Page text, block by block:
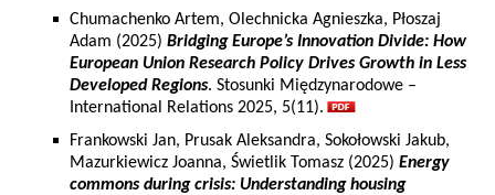
Chumachenko Artem, Olechnicka Agnieszka, Płoszaj
Adam (2025) Bridging Europe’s Innovation Divide: How
European Union Research Policy Drives Growth in Less
Developed Regions. Stosunki Międzynarodowe –
International Relations 2025, 5(11).
Frankowski Jan, Prusak Aleksandra, Sokołowski Jakub,
Mazurkiewicz Joanna, Świetlik Tomasz (2025) Energy
commons during crisis: Understanding housing